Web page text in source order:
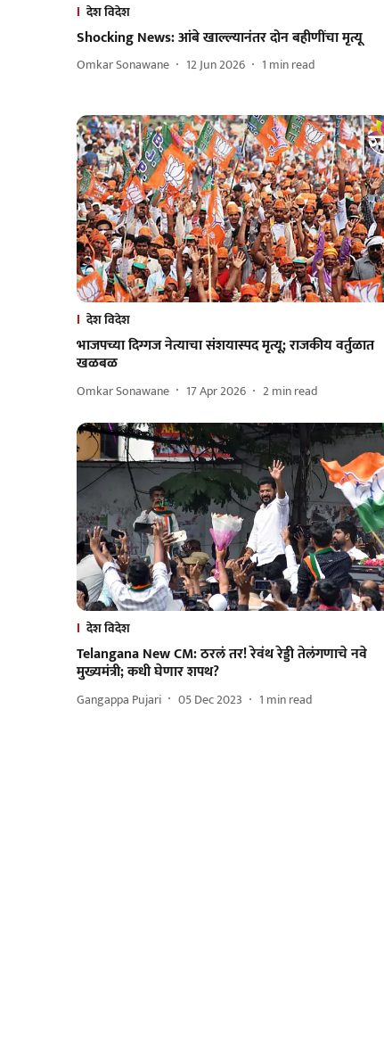
देश विदेश
Shocking News: आंबे खाल्ल्यानंतर दोन बहीणींचा मृत्यू
Omkar Sonawane 12 Jun 2026 1 min read
देश विदेश
भाजपच्या दिग्गज नेत्याचा संशयास्पद मृत्यू; राजकीय वर्तुळात
खळबळ
Omkar Sonawane 17 Apr 2026 2min read
देश विदेश
Telangana New CM: ठरलं तर! रेवंथ रेड्डी तेलंगणाचे नवे
मुख्यमंत्री; कधी घेणार शपथ?
Gangappa Pujari 05 Dec 2023 1 min read